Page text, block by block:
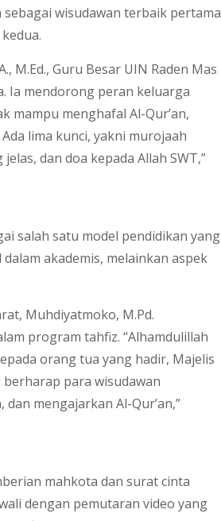
sebagai wisudawan terbaik pertama
M.Ed., Guru Besar UIN Raden Mas
Ia mendorong peran keluarga
mampu menghafal Al-Qur’an,
lima kunci, yakni murojaah
dan doa kepada Allah SWT,”
salah satu model pendidikan yang
akademis, melainkan aspek
Muhdiyatmoko, M.Pd.
program tahfiz. “Alhamdulillah
orang tua yang hadir, Majelis
berharap para wisudawan
mengajarkan Al-Qur’an,”
mahkota dan surat cinta
dengan pemutaran video yang